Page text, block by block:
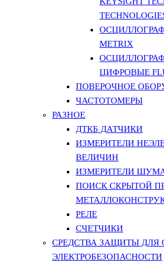
METRIX
ЦИФРОВЫЕ
ПОВЕРОЧНОЕ
ЧАСТОТОМЕРЫ
РАЗНОЕ
ДТКБ ДАТЧИКИ
ИЗМЕРИТЕЛИ
ВЕЛИЧИН
ИЗМЕРИТЕЛИ
ПОИСК СКРЫТОЙ
РЕЛЕ
СЧЕТЧИКИ
СРЕДСТВА ЗАЩИТЫ ДЛЯ
ЭЛЕКТРОБЕЗОПАСНОСТИ